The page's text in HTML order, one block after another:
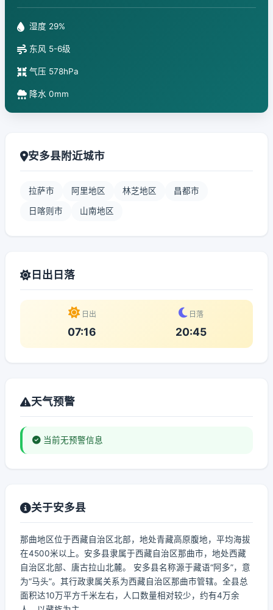
湿度 29%
东风 5-6级
气压 578hPa
降水 0mm
安多县附近城市
拉萨市 阿里地区 林芝地区 昌都市
日喀则市 山南地区
日出日落
日出
07:16
日落
20:45
天气预警
当前无预警信息
关于安多县
那曲地区位于西藏自治区北部，地处青藏高原腹地，平均海拔
在4500米以上。安多县隶属于西藏自治区那曲市，地处西藏
自治区北部、唐古拉山北麓。 安多县名称源于藏语“阿多”，意
为“马头”。其行政隶属关系为西藏自治区那曲市管辖。全县总
面积达10万平方千米左右，人口数量相对较少，约有4万余